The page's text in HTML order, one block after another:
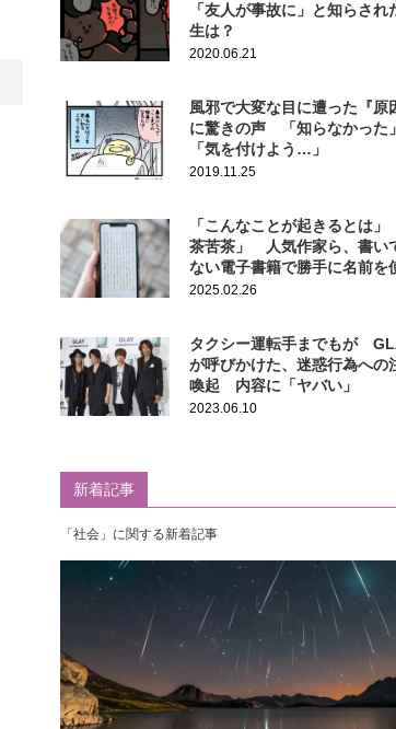
「友人が事故に」と知らされ
生は？
2020.06.21
風邪で大変な目に遭った『原
に驚きの声 「知らなかった」
「気を付けよう…」
2019.11.25
「こんなことが起きるとは」
茶苦茶」 人気作家ら、書い
ない電子書籍で勝手に名前を
れる
2025.02.26
タクシー運転手までもが
が呼びかけた、迷惑行為への
喚起 内容に「ヤバい」
2023.06.10
新着記事
「社会」に関する新着記事